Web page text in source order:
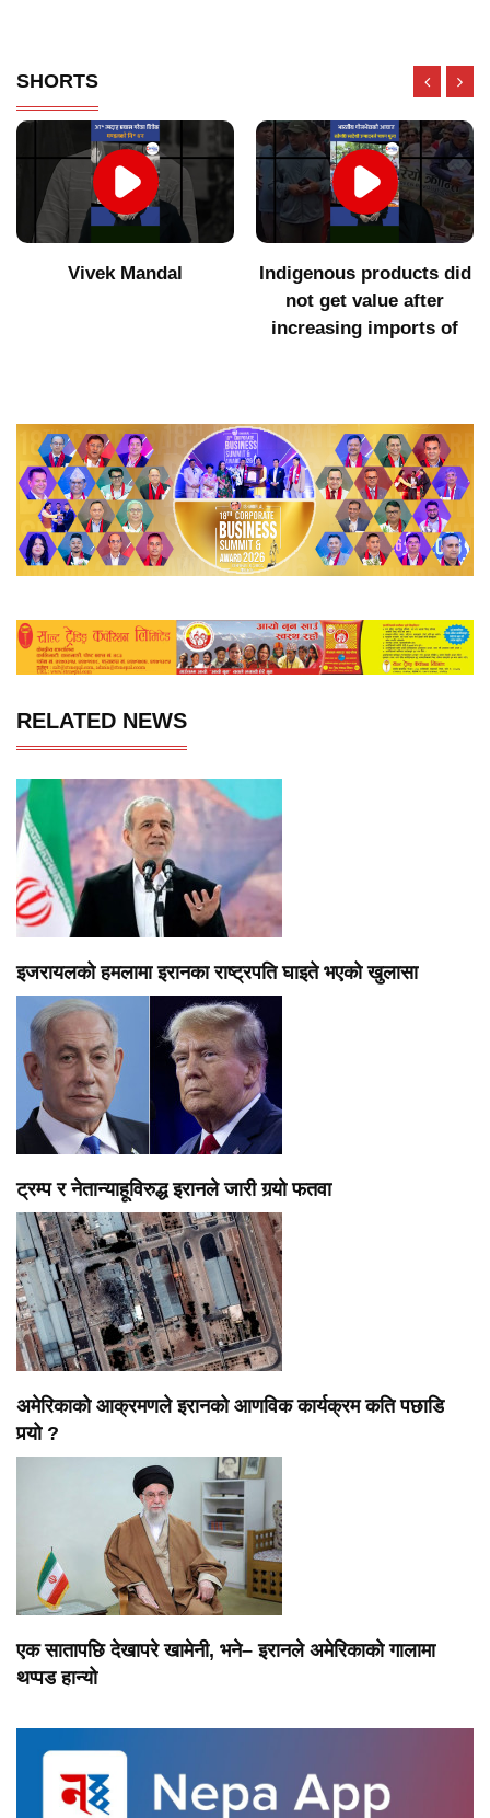
SHORTS
Vivek Mandal
Indigenous products did
not get value after
increasing imports of
RELATED NEWS
इजरायलको हमलामा इरानका राष्ट्रपति घाइते भएको खुलासा
ट्रम्प र नेतान्याहूविरुद्ध इरानले जारी गर्‍यो फतवा
अमेरिकाको आक्रमणले इरानको आणविक कार्यक्रम कति पछाडि
पर्‍यो ?
एक सातापछि देखापरे खामेनी, भने– इरानले अमेरिकाको गालामा
थप्पड हान्यो